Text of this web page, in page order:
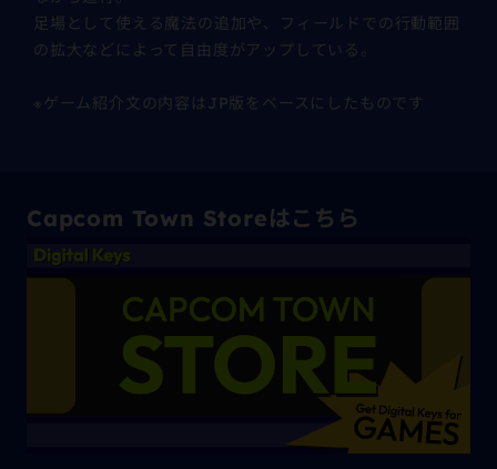
足場として使える魔法の追加や、フィールドでの行動範囲
の拡大などによって自由度がアップしている。
※ゲーム紹介文の内容はJP版をベースにしたものです
Capcom Town Storeはこちら